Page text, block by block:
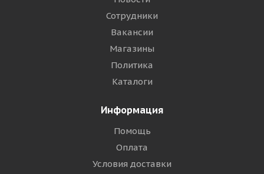
Сотрудники
Вакансии
Магазины
Политика
Каталоги
Информация
Помощь
Оплата
Условия доставки